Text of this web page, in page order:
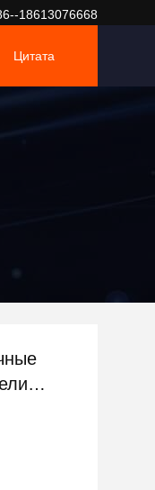
18613076668
Цитата